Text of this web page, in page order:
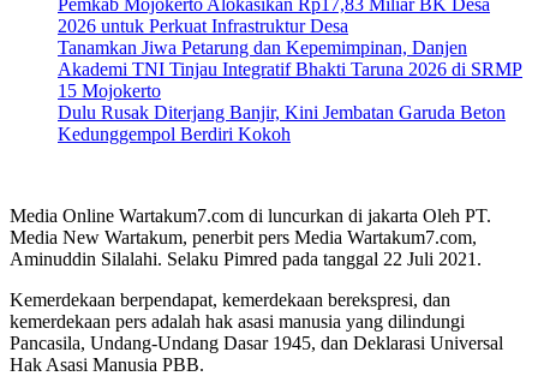
2026 untuk Perkuat Infrastruktur Desa
Tanamkan Jiwa Petarung dan Kepemimpinan, Danjen
Akademi TNI Tinjau Integratif Bhakti Taruna 2026 di SRMP
15 Mojokerto
Dulu Rusak Diterjang Banjir, Kini Jembatan Garuda Beton
Kedunggempol Berdiri Kokoh
Media Online Wartakum7.com di luncurkan di jakarta Oleh PT.
Media New Wartakum, penerbit pers Media Wartakum7.com,
Aminuddin Silalahi. Selaku Pimred pada tanggal 22 Juli 2021.
Kemerdekaan berpendapat, kemerdekaan berekspresi, dan
kemerdekaan pers adalah hak asasi manusia yang dilindungi
Pancasila, Undang-Undang Dasar 1945, dan Deklarasi Universal
Hak Asasi Manusia PBB.